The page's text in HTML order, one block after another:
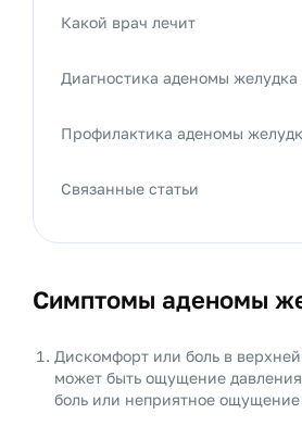
Симптомы аденомы
Дискомфорт или боль в
может быть ощущение
боль или неприятное
Какой врач лечит
Диагностика аденомы желудка
Профилактика аденомы
Связанные статьи